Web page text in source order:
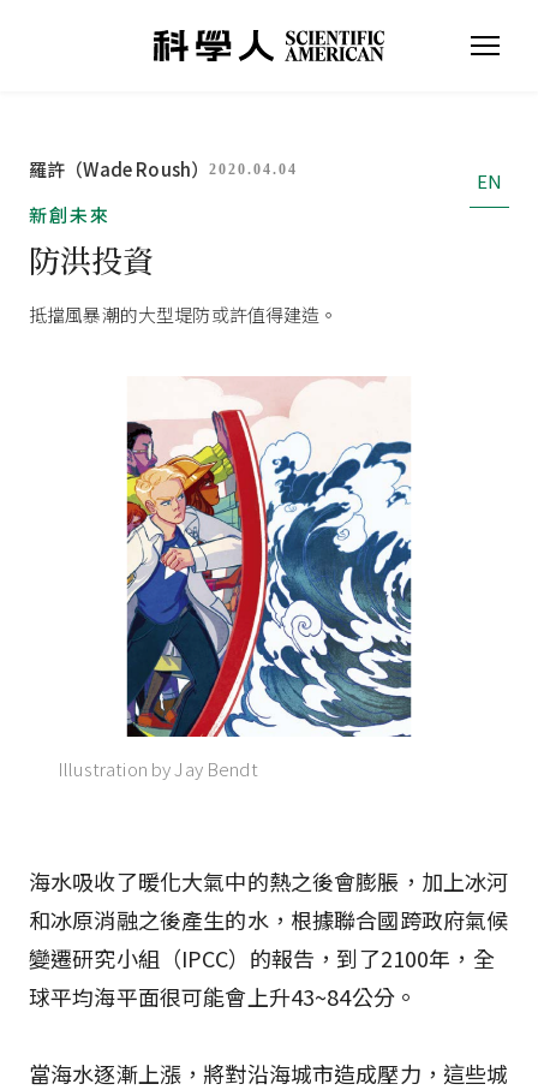
羅許（Wade Roush）2020.04.04
EN
新創未來
防洪投資
抵擋風暴潮的大型堤防或許值得建造。
Illustration by Jay Bendt
海水吸收了暖化大氣中的熱之後會膨脹，加上冰河
和冰原消融之後產生的水，根據聯合國跨政府氣候
變遷研究小組（IPCC）的報告，到了2100年，全
球平均海平面很可能會上升43~84公分。
當海水逐漸上漲，將對沿海城市造成壓力，這些城